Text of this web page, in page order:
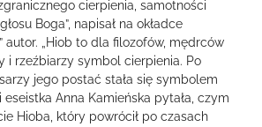
cierpienia, samotności
Boga”, napisał na okładce
autor. „Hiob to dla filozofów, mędrców
i rzeźbiarzy symbol cierpienia. Po
jego postać stała się symbolem
eseistka Anna Kamieńska pytała, czym
Hioba, który powrócił po czasach